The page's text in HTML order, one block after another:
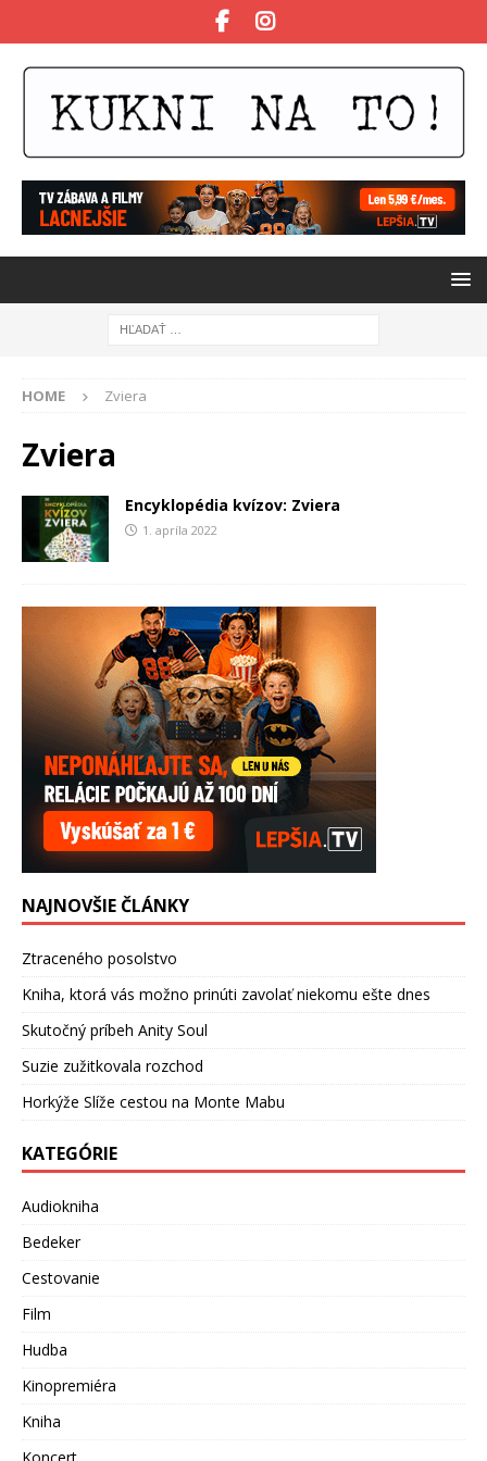
HOME Zviera
Zviera
Encyklopédia kvízov: Zviera
1. apríla 2022
NAJNOVŠIE ČLÁNKY
Ztraceného posolstvo
Kniha, ktorá vás možno prinúti zavolať niekomu ešte dnes
Skutočný príbeh Anity Soul
Suzie zužitkovala rozchod
Horkýže Slíže cestou na Monte Mabu
KATEGÓRIE
Audiokniha
Bedeker
Cestovanie
Film
Hudba
Kinopremiéra
Kniha
Koncert